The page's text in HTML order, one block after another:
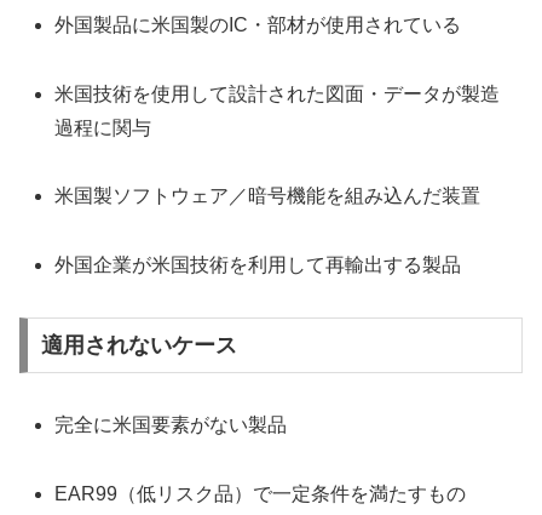
外国製品に米国製のIC・部材が使用されている
米国技術を使用して設計された図面・データが製造
過程に関与
米国製ソフトウェア／暗号機能を組み込んだ装置
外国企業が米国技術を利用して再輸出する製品
適用されないケース
完全に米国要素がない製品
EAR99（低リスク品）で一定条件を満たすもの